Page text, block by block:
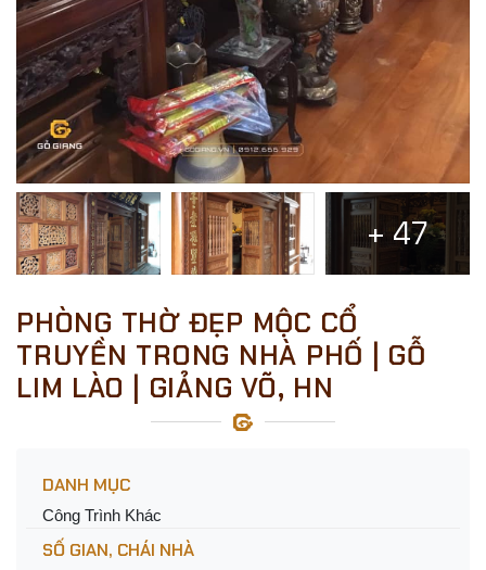
+ 47
PHÒNG THỜ ĐẸP MỘC CỔ
TRUYỀN TRONG NHÀ PHỐ | GỖ
LIM LÀO | GIẢNG VÕ, HN
DANH MỤC
Công Trình Khác
SỐ GIAN, CHÁI NHÀ